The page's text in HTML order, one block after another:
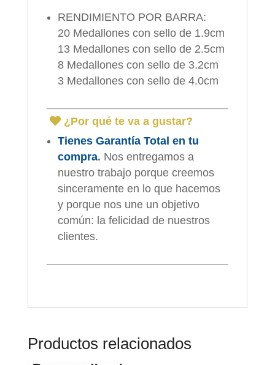
RENDIMIENTO POR BARRA:
20 Medallones con sello de 1.9cm
13 Medallones con sello de 2.5cm
8 Medallones con sello de 3.2cm
3 Medallones con sello de 4.0cm
¿Por qué te va a gustar?
Tienes Garantía Total en tu
compra. Nos entregamos a
nuestro trabajo porque creemos
sinceramente en lo que hacemos
y porque nos une un objetivo
común: la felicidad de nuestros
clientes.
Productos relacionados